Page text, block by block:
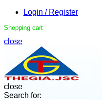
Login / Register
Shopping cart
close
close
Search for: